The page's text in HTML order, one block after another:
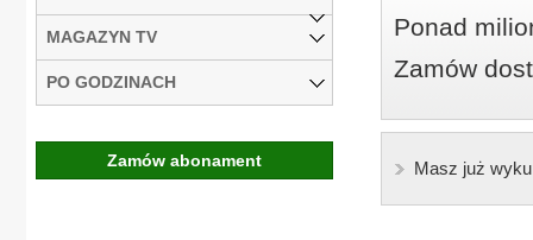
Ponad
Zamów
Masz już
MAGAZYN TV
PO GODZINACH
Zamów abonament